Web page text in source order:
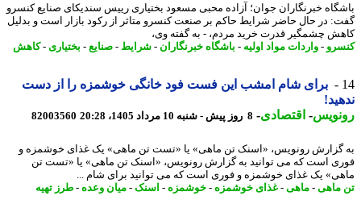
خبرنگاران جوان؛ آزاده محبی مسعود بختیاری رییس سندیکای صنایع کنسرو
در حال حاضر شرایط حاکم بر صنعت کنسرو متاثر از رکود بازار است و بدلیل
چشمگیر قدرت خرید مردم، - به گفته وی،
-واردات مواد اولیه -باشگاه خبرنگاران- شرایط -صنایع-بختیاری- کاهش
برای شام امشب این فست فود خانگی خوشمزه را از دست
-اقتصادی-8 روز پیش - شنبه 10 مرداد 1405، 20:28 82003560
رونویس، «اسنک تن ماهی» یا «تست تن ماهی» یک غذای خوشمزه و
است که می توانید به گزارش رونویس، «اسنک تن ماهی» یا «تست تن
یک غذای خوشمزه و فوری است که می توانید برای شام ...
-ماهی-غذای خوشمزه-خوشمزه-اسنک-میان وعده-طرز تهیه